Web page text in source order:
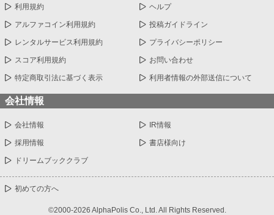
利用規約 ヘルプ
アルファコイン利用規約 投稿ガイドライン
レンタルサービス利用規約 プライバシーポリシー
スコア利用規約 お問い合わせ
特定商取引法に基づく表示 利用者情報の外部送信について
会社情報
会社情報 IR情報
採用情報 書店様向け
ドリームブッククラブ
初めての方へ
©2000-2026 AlphaPolis Co., Ltd. All Rights Reserved.